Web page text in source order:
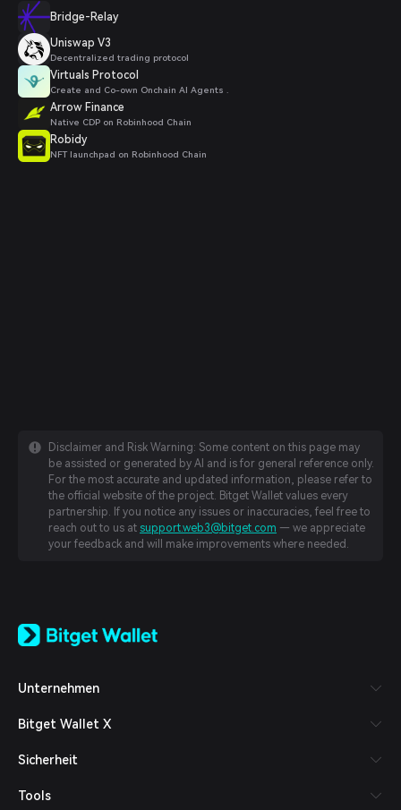
Bridge-Relay
Uniswap V3
Decentralized trading protocol
Virtuals Protocol
Create and Co-own Onchain AI Agents .
Arrow Finance
Native CDP on Robinhood Chain
Robidy
NFT launchpad on Robinhood Chain
Disclaimer and Risk Warning: Some content on this page may
be assisted or generated by AI and is for general reference only.
For the most accurate and updated information, please refer to
the official website of the project. Bitget Wallet values every
partnership. If you notice any issues or inaccuracies, feel free to
reach out to us at support.web3@bitget.com — we appreciate
your feedback and will make improvements where needed.
日本語
Español (Latinoamérica)
Italiano
Deutsch
繁體中文
Unternehmen
Bitget Wallet X
Sicherheit
Tools